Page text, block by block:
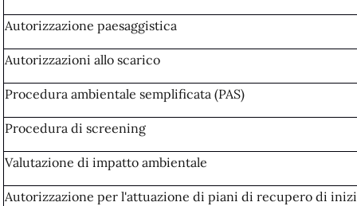
Autorizzazione paesaggistica
Autorizzazioni allo scarico
Procedura ambientale semplificata (PAS)
Procedura di screening
Valutazione di impatto ambientale
Autorizzazione per l'attuazione di piani di recupero di